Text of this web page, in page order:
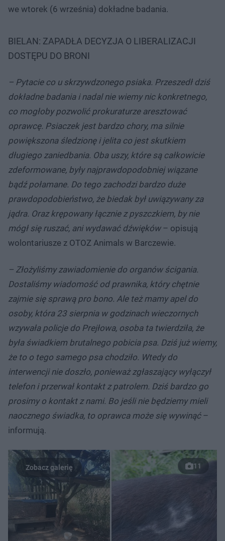
we wtorek (6 września) dokładne badania.
BIELAN: ZAPADŁA DECYZJA O LIBERALIZACJI
DOSTĘPU DO BRONI
– Pytacie co u skrzywdzonego psiaka. Przeszedł dziś
dokładne badania i nadal nie wiemy nic konkretnego,
co mogłoby pozwolić prokuraturze aresztować
oprawcę. Psiaczek jest bardzo chory, ma silnie
powiększona śledzionę i jelita co jest skutkiem
długiego zaniedbania. Oba uszy, które są całkowicie
zdeformowane, były najprawdopodobniej wiązane
bądź połamane. Do tego zachodzi bardzo duże
prawdopodobieństwo, że biedak był uwiązywany za
jądra. Oraz krępowany łącznie z pyszczkiem, by nie
mógł się ruszać, ani wydawać dźwięków– opisują
wolontariusze z OTOZ Animals w Barczewie.
– Złożyliśmy zawiadomienie do organów ścigania.
Dostaliśmy wiadomość od prawnika, który chętnie
zajmie się sprawą pro bono. Ale też mamy apel do
osoby, która 23 sierpnia w godzinach wieczornych
wzywała policje do Prejłowa, osoba ta twierdziła, że
była świadkiem brutalnego pobicia psa. Dziś już wiemy,
że to o tego samego psa chodziło. Wtedy do
interwencji nie doszło, ponieważ zgłaszający wyłączył
telefon i przerwał kontakt z patrolem. Dziś bardzo go
prosimy o kontakt z nami. Bo jeśli nie będziemy mieli
naocznego świadka, to oprawca może się wywinąć–
informują.
11